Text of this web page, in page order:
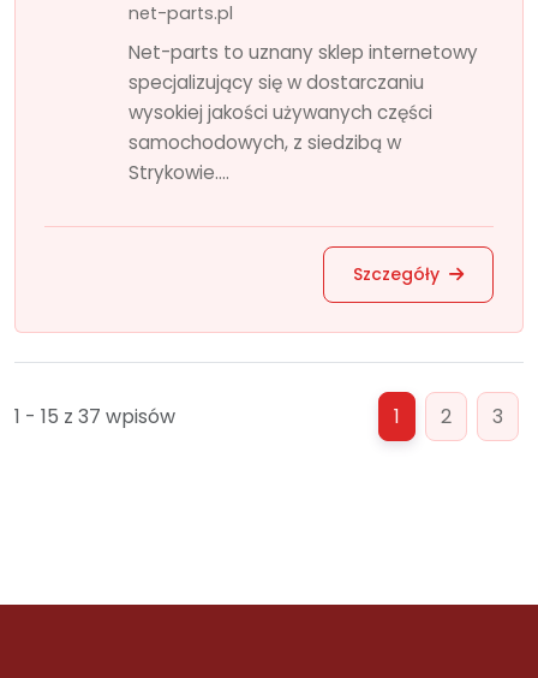
net-parts.pl
Net-parts to uznany sklep internetowy
specjalizujący się w dostarczaniu
wysokiej jakości używanych części
samochodowych, z siedzibą w
Strykowie....
Szczegóły
1 - 15 z 37 wpisów 1 2 3